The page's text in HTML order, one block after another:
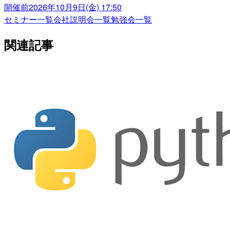
開催前2026年10月9日(金) 17:50
セミナー一覧会社説明会一覧勉強会一覧
関連記事